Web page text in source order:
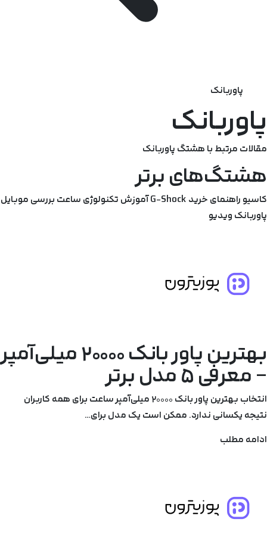
پاوربانک
پاوربانک
مقالات مرتبط با هشتگ پاوربانک
هشتگ‌های برتر
کاسیوراهنمای خریدG-Shockآموزشتکنولوژیساعتبررسیموبایل
پاوربانکویدیو
بهترین پاور بانک ۲۰۰۰۰ میلی‌آمپر
– معرفی ۵ مدل برتر
انتخاب بهترین پاور بانک ۲۰۰۰۰ میلی‌آمپر ساعت برای همه کاربران
نتیجه یکسانی ندارد. ممکن است یک مدل برای…
ادامه مطلب